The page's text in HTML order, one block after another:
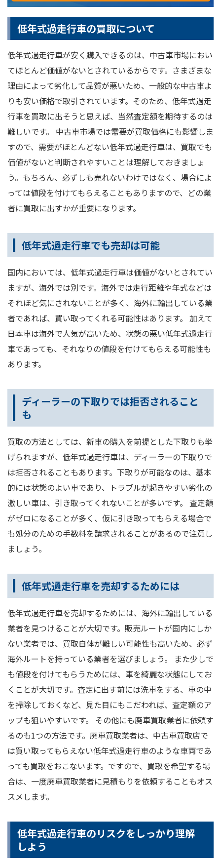
低年式過走行車の買取について
低年式過走行車が安く購入できるのは、中古車市場におい
てほとんど価値がないとされているからです。さまざまな
理由によって劣化して品質が悪いため、一般的な中古車よ
りも安い価格で取引されています。そのため、低年式過走
行車を買取に出そうと思えば、当然査定額を期待するのは
難しいです。 中古車市場では需要が買取価格にも影響しま
すので、需要がほとんどない低年式過走行車は、買取でも
価値がないと判断されやすいことは理解しておきましょ
う。もちろん、必ずしも売れないわけではなく、場合によ
っては値段を付けてもらえることもありますので、どの業
者に買取に出すかが重要になります。
低年式過走行車でも売却は可能
国内においては、低年式過走行車は価値がないとされてい
ますが、海外では別です。海外では走行距離や年式などは
それほど気にされないことが多く、海外に輸出している業
者であれば、買い取ってくれる可能性はあります。 加えて
日本車は海外で人気が高いため、状態の悪い低年式過走行
車であっても、それなりの値段を付けてもらえる可能性も
あります。
ディーラーの下取りでは拒否されること
も
買取の方法としては、新車の購入を前提とした下取りも挙
げられますが、低年式過走行車は、ディーラーの下取りで
は拒否されることもあります。下取りが可能なのは、基本
的には状態のよい車であり、トラブルが起きやすい劣化の
激しい車は、引き取ってくれないことが多いです。 査定額
がゼロになることが多く、仮に引き取ってもらえる場合で
も処分のための手数料を請求されることがあるので注意し
ましょう。
低年式過走行車を売却するためには
低年式過走行車を売却するためには、海外に輸出している
業者を見つけることが大切です。販売ルートが国内にしか
ない業者では、買取自体が難しい可能性も高いため、必ず
海外ルートを持っている業者を選びましょう。 また少しで
も値段を付けてもらうためには、車を綺麗な状態にしてお
くことが大切です。査定に出す前には洗車をする、車の中
を掃除しておくなど、見た目にもこだわれば、査定額のア
ップも狙いやすいです。 その他にも廃車買取業者に依頼す
るのも1つの方法です。廃車買取業者は、中古車買取店で
は買い取ってもらえない低年式過走行車のような車両であ
っても買取をおこないます。ですので、買取を希望する場
合は、一度廃車買取業者に見積もりを依頼することもオス
スメします。
低年式過走行車のリスクをしっかり理解
しよう